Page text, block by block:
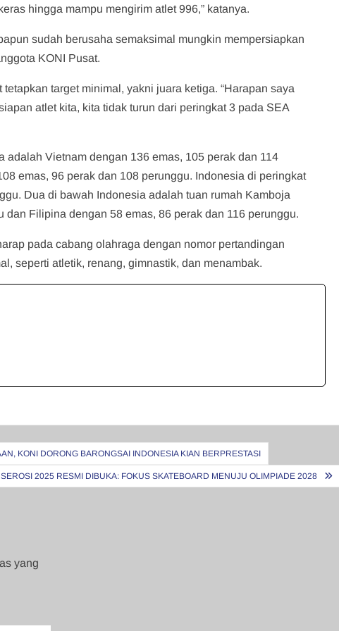
hingga mampu mengirim atlet 996,” katanya.
sudah berusaha semaksimal mungkin mempersiapkan
KONI Pusat.
target minimal, yakni juara ketiga. “Harapan saya
atlet kita, kita tidak turun dari peringkat 3 pada SEA
adalah Vietnam dengan 136 emas, 105 perak dan 114
emas, 96 perak dan 108 perunggu. Indonesia di peringkat
Dua di bawah Indonesia adalah tuan rumah Kamboja
Filipina dengan 58 emas, 86 perak dan 116 perunggu.
pada cabang olahraga dengan nomor pertandingan
seperti atletik, renang, gimnastik, dan menambak.
KONI DORONG BARONGSAI INDONESIA KIAN BERPRESTASI
2025 RESMI DIBUKA: FOKUS SKATEBOARD MENUJU OLIMPIADE 2028
yang